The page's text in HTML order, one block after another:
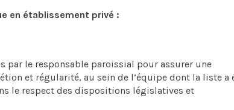
en établissement privé :
par le responsable paroissial pour assurer une
et régularité, au sein de l’équipe dont la liste a
le respect des dispositions législatives et